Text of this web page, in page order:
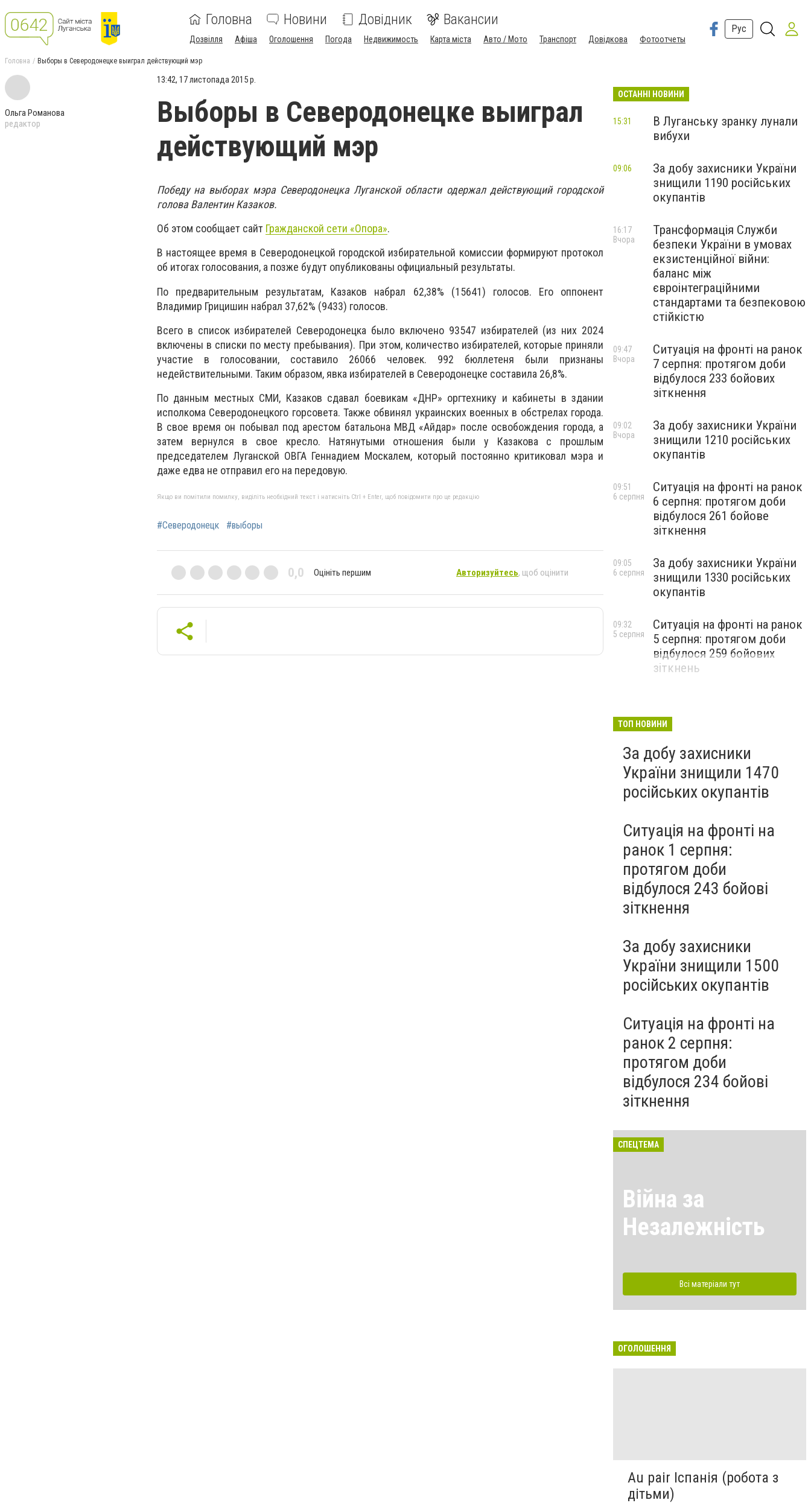
Головна Новини Довідник Вакансии
Дозвілля Афіша Оголошення Погода Недвижимость Карта міста Авто / Мото Транспорт Довідкова Фотоотчеты
Рус
Головна Выборы в Северодонецке выиграл действующий мэр
Ольга Романова
редактор
13:42, 17 листопада 2015 р.
Выборы в Северодонецке выиграл
действующий мэр
Победу на выборах мэра Северодонецка Луганской области одержал действующий городской
голова Валентин Казаков.
Об этом сообщает сайт Гражданской сети «Опора».
В настоящее время в Северодонецкой городской избирательной комиссии формируют протокол
об итогах голосования, а позже будут опубликованы официальный результаты.
По предварительным результатам, Казаков набрал 62,38% (15641) голосов. Его оппонент
Владимир Грицишин набрал 37,62% (9433) голосов.
Всего в список избирателей Северодонецка было включено 93547 избирателей (из них 2024
включены в списки по месту пребывания). При этом, количество избирателей, которые приняли
участие в голосовании, составило 26066 человек. 992 бюллетеня были признаны
недействительными. Таким образом, явка избирателей в Северодонецке составила 26,8%.
По данным местных СМИ, Казаков сдавал боевикам «ДНР» оргтехнику и кабинеты в здании
исполкома Северодонецкого горсовета. Также обвинял украинских военных в обстрелах города.
В свое время он побывал под арестом батальона МВД «Айдар» после освобождения города, а
затем вернулся в свое кресло. Натянутыми отношения были у Казакова с прошлым
председателем Луганской ОВГА Геннадием Москалем, который постоянно критиковал мэра и
даже едва не отправил его на передовую.
Якщо ви помітили помилку, виділіть необхідний текст і натисніть Ctrl + Enter, щоб повідомити про це редакцію
#Северодонецк #выборы
0,0 Оцініть першим Авторизуйтесь, щоб оцінити
ОСТАННІ НОВИНИ
В Луганську зранку лунали
вибухи
15:31
За добу захисники України
знищили 1190 російських
окупантів
09:06
Трансформація Служби
безпеки України в умовах
екзистенційної війни:
баланс між
євроінтеграційними
стандартами та безпековою
стійкістю
16:17
Вчора
Ситуація на фронті на ранок
7 серпня: протягом доби
відбулося 233 бойових
зіткнення
09:47
Вчора
За добу захисники України
знищили 1210 російських
окупантів
09:02
Вчора
Ситуація на фронті на ранок
6 серпня: протягом доби
відбулося 261 бойове
зіткнення
09:51
6 серпня
За добу захисники України
знищили 1330 російських
окупантів
09:05
6 серпня
Ситуація на фронті на ранок
5 серпня: протягом доби
відбулося 259 бойових
зіткнень
09:32
5 серпня
ТОП НОВИНИ
За добу захисники
України знищили 1470
російських окупантів
Ситуація на фронті на
ранок 1 серпня:
протягом доби
відбулося 243 бойові
зіткнення
За добу захисники
України знищили 1500
російських окупантів
Ситуація на фронті на
ранок 2 серпня:
протягом доби
відбулося 234 бойові
зіткнення
СПЕЦТЕМА
Війна за
Незалежність
Всі матеріали тут
ОГОЛОШЕННЯ
Au pair Іспанія (робота з
дітьми)